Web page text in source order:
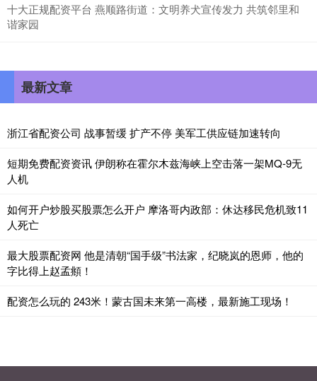
十大正规配资平台 燕顺路街道：文明养犬宣传发力 共筑邻里和
谐家园
最新文章
浙江省配资公司 战事暂缓 扩产不停 美军工供应链加速转向
短期免费配资资讯 伊朗称在霍尔木兹海峡上空击落一架MQ-9无
人机
如何开户炒股买股票怎么开户 摩洛哥内政部：休达移民危机致11
人死亡
最大股票配资网 他是清朝“国手级”书法家，纪晓岚的恩师，他的
字比得上赵孟頫！
配资怎么玩的 243米！蒙古国未来第一高楼，最新施工现场！